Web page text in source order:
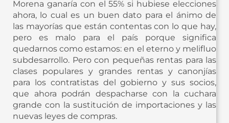
Morena ganaría con el 55% si hubiese elecciones
ahora, lo cual es un buen dato para el ánimo de
las mayorías que están contentas con lo que hay,
pero es malo para el país porque significa
quedarnos como estamos: en el eterno y melifluo
subdesarrollo. Pero con pequeñas rentas para las
clases populares y grandes rentas y canonjías
para los contratistas del gobierno y sus socios,
que ahora podrán despacharse con la cuchara
grande con la sustitución de importaciones y las
nuevas leyes de compras.